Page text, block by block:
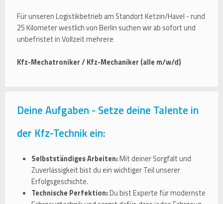
Für unseren Logistikbetrieb am Standort Ketzin/Havel - rund
25 Kilometer westlich von Berlin suchen wir ab sofort und
unbefristet in Vollzeit mehrere
Kfz-Mechatroniker / Kfz-Mechaniker (alle m/w/d)
Deine Aufgaben - Setze deine Talente in
der Kfz-Technik ein:
Selbstständiges Arbeiten:Mit deiner Sorgfalt und
Zuverlässigkeit bist du ein wichtiger Teil unserer
Erfolgsgeschichte.
Technische Perfektion:Du bist Experte für modernste